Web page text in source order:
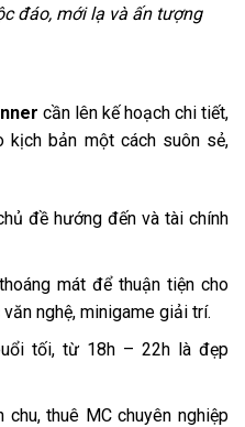
đáo, mới lạ và ấn tượng
cần lên kế hoạch chi tiết,
bản một cách suôn sẻ,
đề hướng đến và tài chính
mát để thuận tiện cho
nghệ, minigame giải trí.
tối, từ 18h – 22h là đẹp
thuê MC chuyên nghiệp